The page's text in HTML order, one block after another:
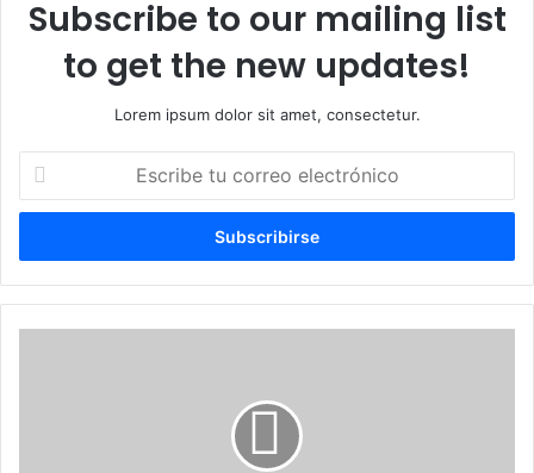
Subscribe to our mailing list
to get the new updates!
Lorem ipsum dolor sit amet, consectetur.
correo